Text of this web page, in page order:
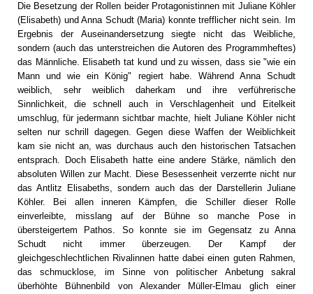
Die Besetzung der Rollen beider Protagonistinnen mit Juliane Köhler
(Elisabeth) und Anna Schudt (Maria) konnte trefflicher nicht sein. Im
Ergebnis der Auseinandersetzung siegte nicht das Weibliche,
sondern (auch das unterstreichen die Autoren des Programmheftes)
das Männliche. Elisabeth tat kund und zu wissen, dass sie "wie ein
Mann und wie ein König" regiert habe. Während Anna Schudt
weiblich, sehr weiblich daherkam und ihre verführerische
Sinnlichkeit, die schnell auch in Verschlagenheit und Eitelkeit
umschlug, für jedermann sichtbar machte, hielt Juliane Köhler nicht
selten nur schrill dagegen. Gegen diese Waffen der Weiblichkeit
kam sie nicht an, was durchaus auch den historischen Tatsachen
entsprach. Doch Elisabeth hatte eine andere Stärke, nämlich den
absoluten Willen zur Macht. Diese Besessenheit verzerrte nicht nur
das Antlitz Elisabeths, sondern auch das der Darstellerin Juliane
Köhler. Bei allen inneren Kämpfen, die Schiller dieser Rolle
einverleibte, misslang auf der Bühne so manche Pose in
übersteigertem Pathos. So konnte sie im Gegensatz zu Anna
Schudt nicht immer überzeugen. Der Kampf der
gleichgeschlechtlichen Rivalinnen hatte dabei einen guten Rahmen,
das schmucklose, im Sinne von politischer Anbetung sakral
überhöhte Bühnenbild von Alexander Müller-Elmau glich einer